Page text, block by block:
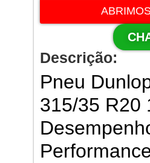
Descrição:
Pneu
315/35 R20